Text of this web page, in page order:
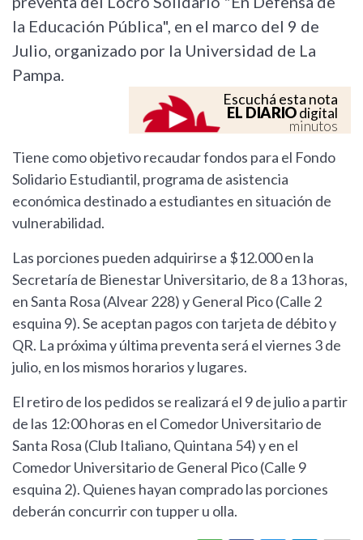
la Educación Pública", en el marco del 9 de
Julio, organizado por la Universidad de La
Pampa.
Escuchá esta nota
EL DIARIOdigital
minutos
Tiene como objetivo recaudar fondos para el Fondo
Solidario Estudiantil, programa de asistencia
económica destinado a estudiantes en situación de
vulnerabilidad.
Las porciones pueden adquirirse a $12.000 en la
Secretaría de Bienestar Universitario, de 8 a 13 horas,
en Santa Rosa (Alvear 228) y General Pico (Calle 2
esquina 9). Se aceptan pagos con tarjeta de débito y
QR. La próxima y última preventa será el viernes 3 de
julio, en los mismos horarios y lugares.
El retiro de los pedidos se realizará el 9 de julio a partir
de las 12:00 horas en el Comedor Universitario de
Santa Rosa (Club Italiano, Quintana 54) y en el
Comedor Universitario de General Pico (Calle 9
esquina 2). Quienes hayan comprado las porciones
deberán concurrir con tupper u olla.